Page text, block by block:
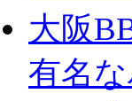
大阪
有名